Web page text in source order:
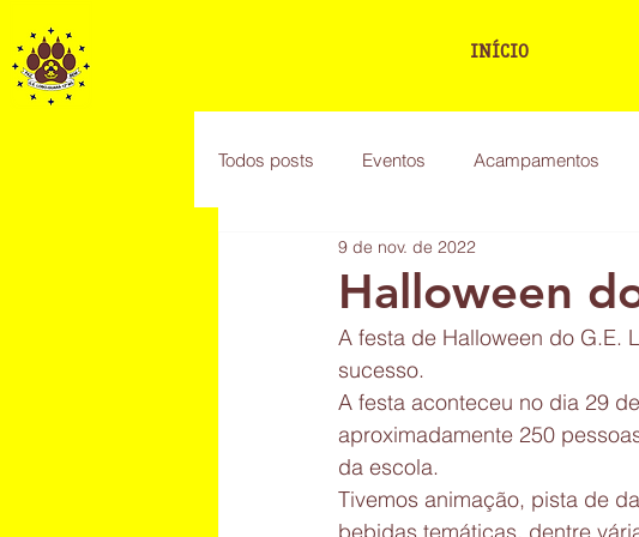
INÍCIO
Todos posts Eventos Acampamentos
Halloween
9 de nov. de 2022
A festa de Halloween do G.E.
sucesso.
A festa aconteceu no dia 29
aproximadamente 250
da escola.
Tivemos animação, pista de